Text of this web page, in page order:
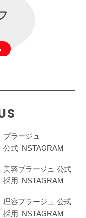
プラージュ
公式 INSTAGRAM
美容プラージュ 公式
採用 INSTAGRAM
理容プラージュ 公式
採用 INSTAGRAM